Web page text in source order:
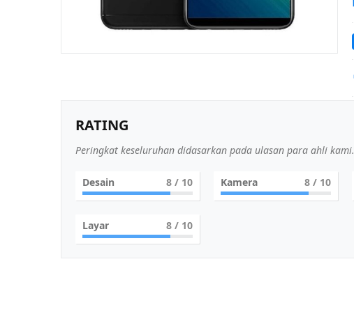
RATING
Peringkat keseluruhan didasarkan pada ulasan para ahli kami.
Desain 8/ 10 Kamera 8/ 10
Layar 8/ 10